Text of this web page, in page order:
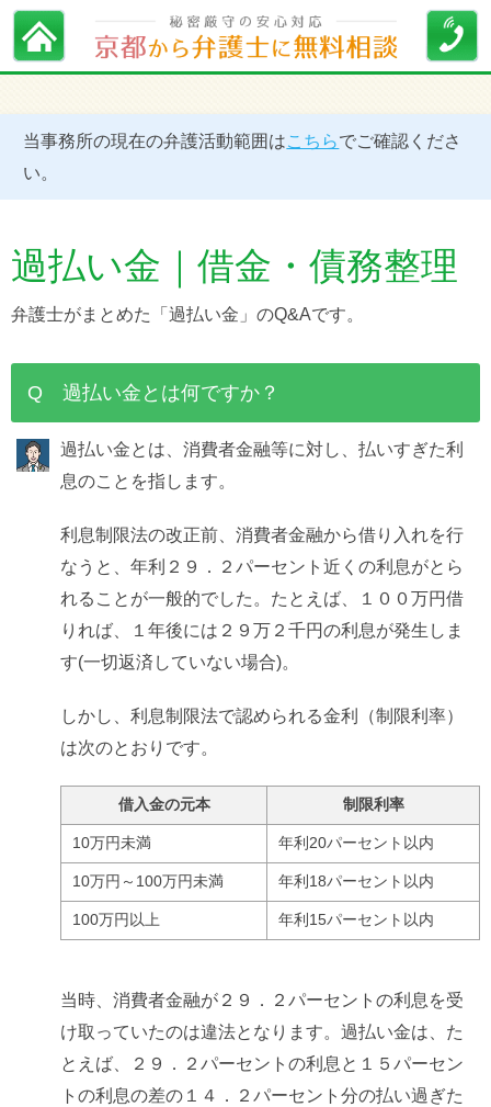
当事務所の現在の弁護活動範囲はこちらでご確認くださ
い。
過払い金｜借金・債務整理
弁護士がまとめた「過払い金」のQ&Aです。
Q 過払い金とは何ですか？
過払い金とは、消費者金融等に対し、払いすぎた利
息のことを指します。
利息制限法の改正前、消費者金融から借り入れを行
なうと、年利２９．２パーセント近くの利息がとら
れることが一般的でした。たとえば、１００万円借
りれば、１年後には２９万２千円の利息が発生しま
す(一切返済していない場合)。
しかし、利息制限法で認められる金利（制限利率）
は次のとおりです。
借入金の元本 制限利率
10万円未満 年利20パーセント以内
10万円～100万円未満 年利18パーセント以内
100万円以上 年利15パーセント以内
当時、消費者金融が２９．２パーセントの利息を受
け取っていたのは違法となります。過払い金は、た
とえば、２９．２パーセントの利息と１５パーセン
トの利息の差の１４．２パーセント分の払い過ぎた